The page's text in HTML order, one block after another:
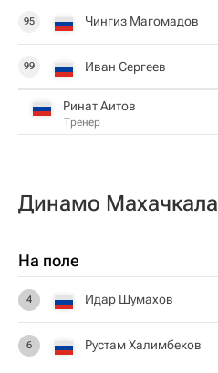
95 Чингиз Магомадов
99 Иван Сергеев
Ринат Аитов
Тренер
Динамо Махачкала
На поле
4 Идар Шумахов
6 Рустам Халимбеков